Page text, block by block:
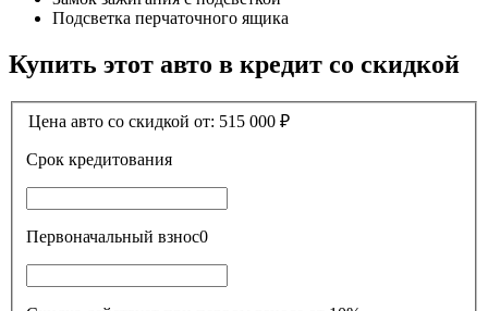
Подсветка перчаточного ящика
Купить этот авто в кредит со скидкой
Цена авто со скидкой от: 515 000 ₽
Срок кредитования
Первоначальный взнос0